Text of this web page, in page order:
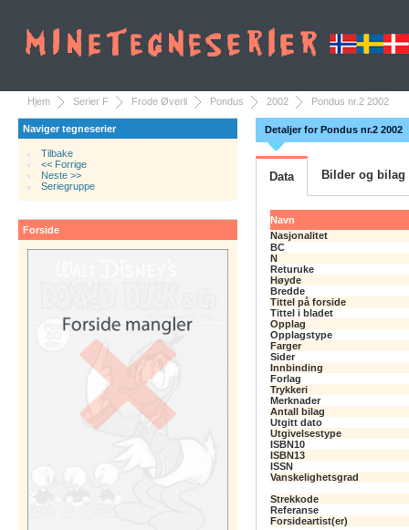
Hjem Serier F Frode Øverli Pondus 2002 Pondus nr.2 2002
Naviger tegneserier
Tilbake
<< Forrige
Neste >>
Seriegruppe
Forside
Detaljer for Pondus nr.2 2002
Data Bilder og bilag
Navn
Nasjonalitet
BC
N
Returuke
Høyde
Bredde
Tittel på forside
Tittel i bladet
Opplag
Opplagstype
Farger
Sider
Innbinding
Forlag
Trykkeri
Merknader
Antall bilag
Utgitt dato
Utgivelsestype
ISBN10
ISBN13
ISSN
Vanskelighetsgrad
Strekkode
Referanse
Forsideartist(er)